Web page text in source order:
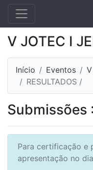
V JOTEC I
Início Eventos
RESULTADOS /
Submissões
Para certificação e
apresentação no